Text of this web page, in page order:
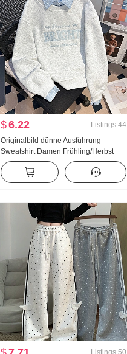
$6.22 Listings 44
Originalbild dünne Ausführung
Sweatshirt Damen Frühling/Herbst
Neu Han Abteilung Falsches
Zweiteiler Locker Dorn Stickerei
Gestreift Polo-Kragen Top
Listings 50